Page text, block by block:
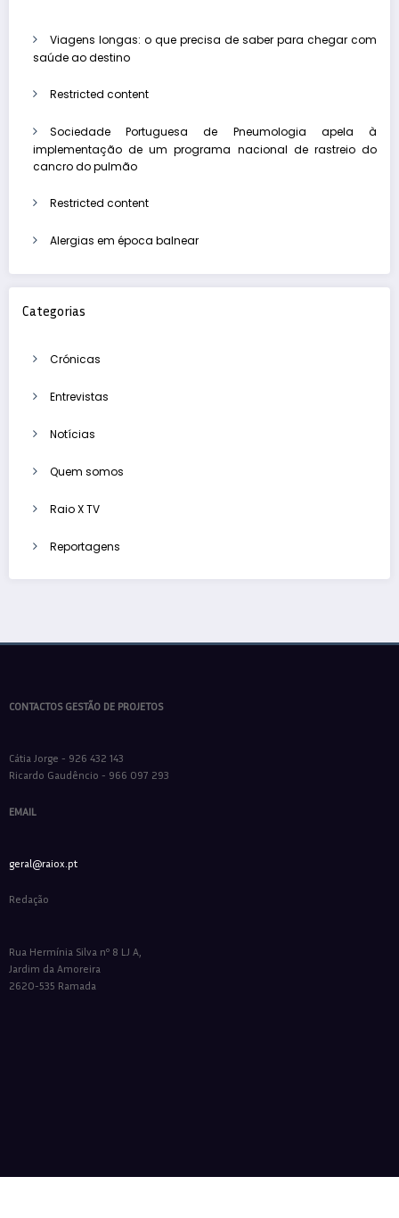
Viagens longas: o que precisa de saber para chegar com
saúde ao destino
Restricted content
Sociedade Portuguesa de Pneumologia apela à
implementação de um programa nacional de rastreio do
cancro do pulmão
Restricted content
Alergias em época balnear
Categorias
Crónicas
Entrevistas
Notícias
Quem somos
Raio X TV
Reportagens
CONTACTOS GESTÃO DE PROJETOS
Cátia Jorge - 926 432 143
Ricardo Gaudêncio - 966 097 293
EMAIL
geral@raiox.pt
Redação
Rua Hermínia Silva nº 8 LJ A,
Jardim da Amoreira
2620-535 Ramada